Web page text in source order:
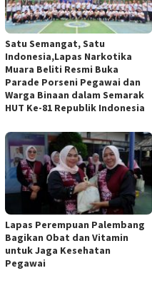
Satu Semangat, Satu
Indonesia,Lapas Narkotika
Muara Beliti Resmi Buka
Parade Porseni Pegawai dan
Warga Binaan dalam Semarak
HUT Ke-81 Republik Indonesia
Lapas Perempuan Palembang
Bagikan Obat dan Vitamin
untuk Jaga Kesehatan
Pegawai